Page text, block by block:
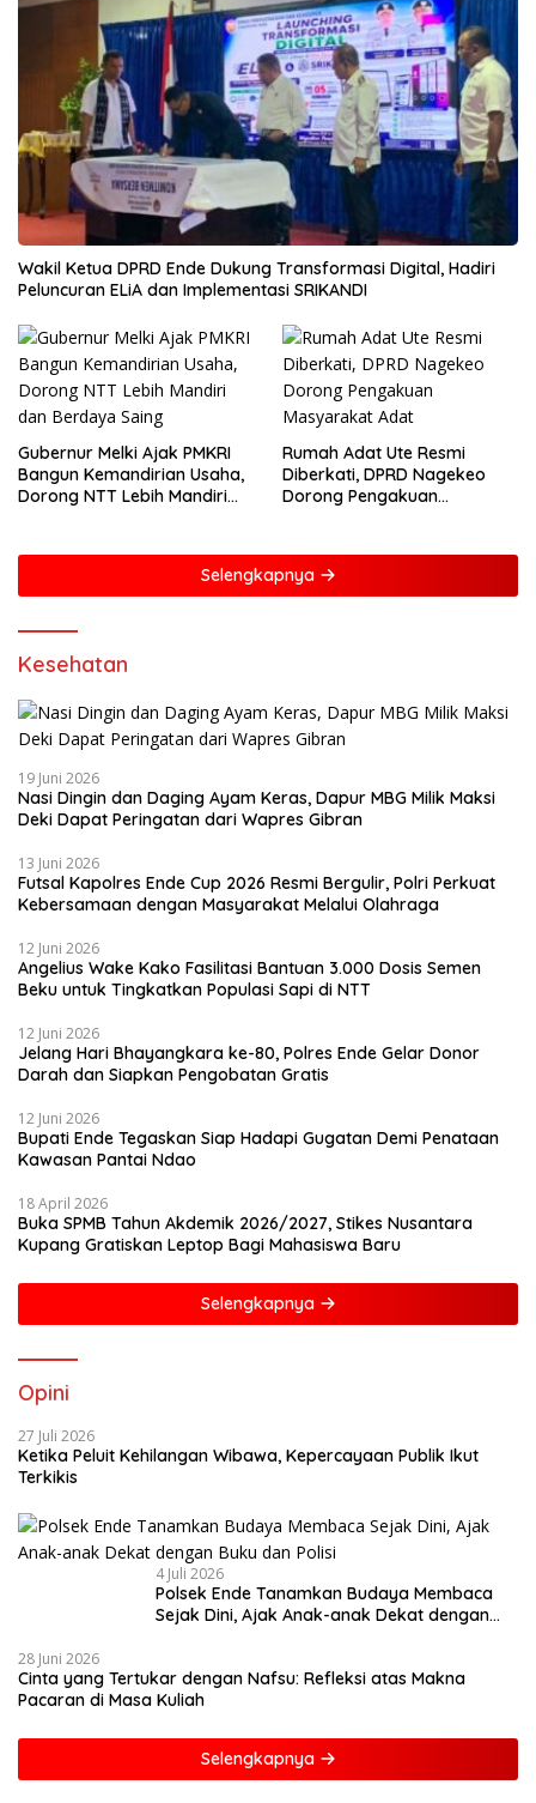
Wakil Ketua DPRD Ende Dukung Transformasi Digital, Hadiri
Peluncuran ELiA dan Implementasi SRIKANDI
Gubernur Melki Ajak PMKRI
Bangun Kemandirian Usaha,
Dorong NTT Lebih Mandiri
Rumah Adat Ute Resmi
Diberkati, DPRD Nagekeo
Dorong Pengakuan
Selengkapnya
Kesehatan
19 Juni 2026
Nasi Dingin dan Daging Ayam Keras, Dapur MBG Milik Maksi
Deki Dapat Peringatan dari Wapres Gibran
13 Juni 2026
Futsal Kapolres Ende Cup 2026 Resmi Bergulir, Polri Perkuat
Kebersamaan dengan Masyarakat Melalui Olahraga
12 Juni 2026
Angelius Wake Kako Fasilitasi Bantuan 3.000 Dosis Semen
Beku untuk Tingkatkan Populasi Sapi di NTT
12 Juni 2026
Jelang Hari Bhayangkara ke-80, Polres Ende Gelar Donor
Darah dan Siapkan Pengobatan Gratis
12 Juni 2026
Bupati Ende Tegaskan Siap Hadapi Gugatan Demi Penataan
Kawasan Pantai Ndao
18 April 2026
Buka SPMB Tahun Akdemik 2026/2027, Stikes Nusantara
Kupang Gratiskan Leptop Bagi Mahasiswa Baru
Selengkapnya
Opini
27 Juli 2026
Ketika Peluit Kehilangan Wibawa, Kepercayaan Publik Ikut
Terkikis
4 Juli 2026
Polsek Ende Tanamkan Budaya Membaca
Sejak Dini, Ajak Anak-anak Dekat dengan
28 Juni 2026
Cinta yang Tertukar dengan Nafsu: Refleksi atas Makna
Pacaran di Masa Kuliah
Selengkapnya